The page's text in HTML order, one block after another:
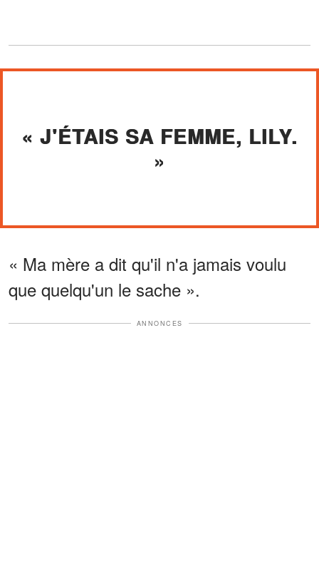
« J'ÉTAIS SA FEMME, LILY.
»
« Ma mère a dit qu'il n'a jamais voulu
que quelqu'un le sache ».
ANNONCES